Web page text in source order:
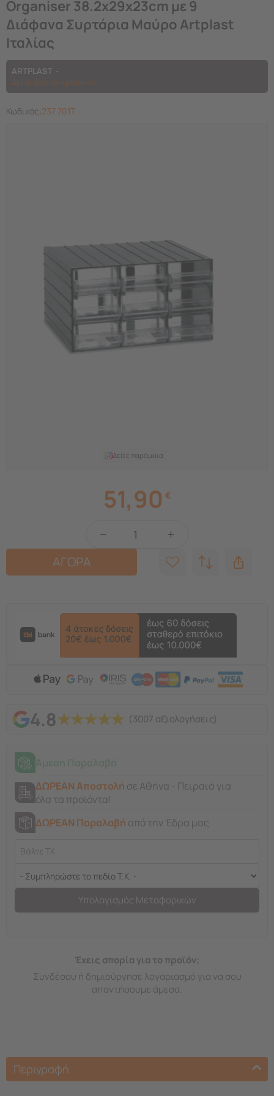
Δείτε παρόμοια
Organiser 38.2x29x23cm με 9
Διάφανα Συρτάρια Μαύρο Artplast
Ιταλίας
ARTPLAST
Δείτε όλα τα προϊόντα
Κωδικός:237.701T
51,90 €
+
−
ΑΓΟΡΑ
4.8★★★★★ (3007 αξιολογήσεις)
ΔΩΡΕΑΝ Αποστολή σε Αθήνα - Πειραιά για
όλα τα προϊόντα!
ΔΩΡΕΑΝ Παραλαβή από την Έδρα μας
Υπολογισμός Μεταφορικών
Έχεις απορία για το προϊόν;
Συνδέσου ή δημιούργησε λογαριασμό για να σου
απαντήσουμε άμεσα.
Περιγραφή